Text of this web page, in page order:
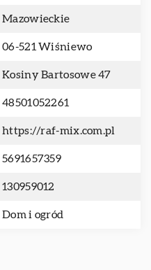
Mazowieckie
06-521 Wiśniewo
Kosiny Bartosowe 47
48501052261
https://raf-mix.com.pl
5691657359
130959012
Dom i ogród